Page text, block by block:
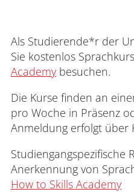
Als Studierende*r der
Sie kostenlos
Academybesuchen.
Die Kurse finden an
pro Woche in Präsenz
Anmeldung erfolgt über
Studiengangspezifische
Anerkennung von
How to Skills Academy